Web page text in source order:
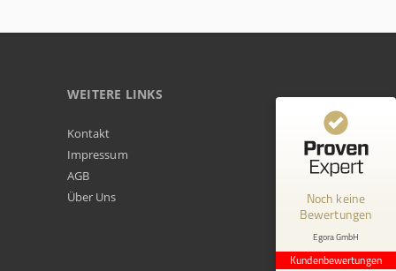
WEITERE LINKS
Kontakt
Impressum
AGB
Über Uns
Noch keine
Bewertungen
Egora GmbH
Kundenbewertungen
Kundenbewertungen und Erfahrungen zu
Erfahren Sie mehr über dieses Bewertungssiegel